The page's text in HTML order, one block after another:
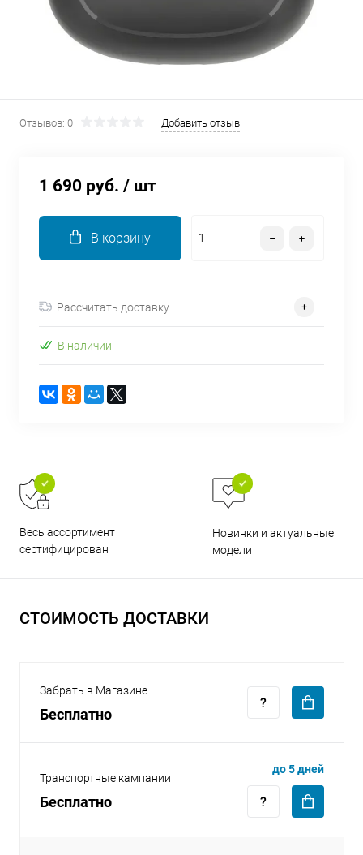
Отзывов: 0 Добавить отзыв
1 690 руб. / шт
В корзину
Рассчитать доставку
В наличии
Весь ассортимент
сертифицирован
Новинки и актуальные
модели
СТОИМОСТЬ ДОСТАВКИ
Забрать в Магазине
Бесплатно
Транспортные кампании
Бесплатно
до 5 дней
Оставшиеся
списываться
с вашей карты
каждые 2 недели
недели
Остались вопросы?
8 800 302-02-51